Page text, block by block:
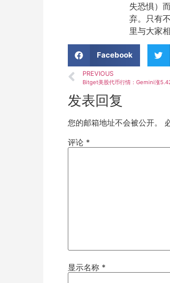
失恐惧）
弃。只有
里与大家
Facebook
PREVIOUS
发表回复
您的邮箱地址不会被公开。
评论 *
显示名称 *